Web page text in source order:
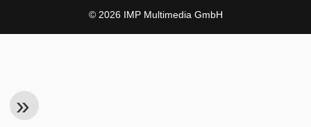
© 2026 IMP Multimedia GmbH